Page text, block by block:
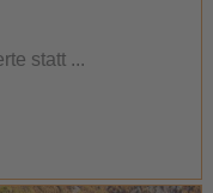
statt ...